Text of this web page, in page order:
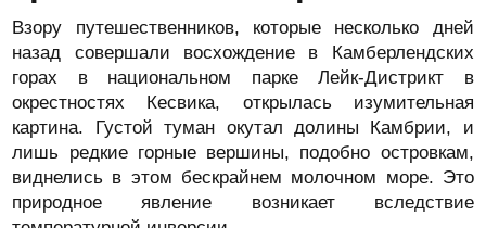
Взору путешественников, которые несколько дней
назад совершали восхождение в Камберлендских
горах в национальном парке Лейк-Дистрикт в
окрестностях Кесвика, открылась изумительная
картина. Густой туман окутал долины Камбрии, и
лишь редкие горные вершины, подобно островкам,
виднелись в этом бескрайнем молочном море. Это
природное явление возникает вследствие